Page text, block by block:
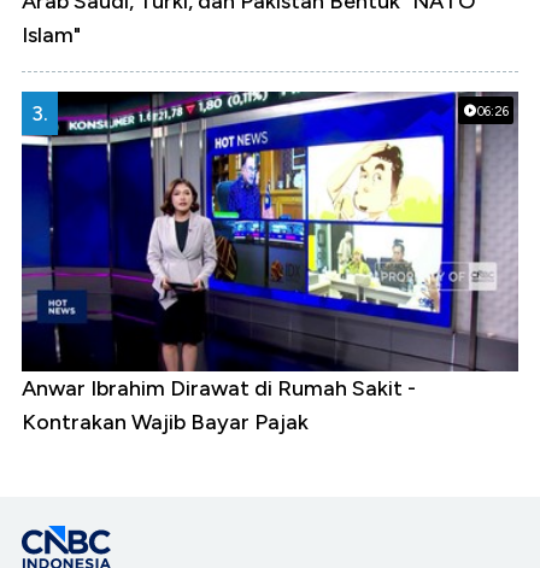
Islam"
06:26
3.
Anwar Ibrahim Dirawat di Rumah Sakit -
Kontrakan Wajib Bayar Pajak